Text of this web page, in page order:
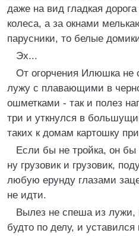
даже на вид гладкая
колеса, а за окнами
парусники, то белые
Эх...
От огорчения Илюшка не
лужу с плавающими в
ошметками - так и полез
три и уткнулся в
таких к домам картошку
Если бы не тройка, он
ну грузовик и грузовик,
любую ерунду глазами
не идти.
Вылез не спеша из лужи,
будто по делу, и уставился